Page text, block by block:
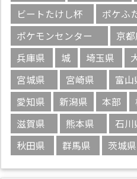
ビートたけし杯
ポケふ
ポケモンセンター
京
兵庫県
城 埼玉県
宮城県
宮崎県 富山
愛知県
新潟県 本部
滋賀県
熊本県 石川
秋田県
群馬県 茨城県